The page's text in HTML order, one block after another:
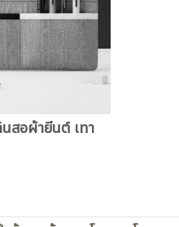
นสอผ้ายีนต์ เทา